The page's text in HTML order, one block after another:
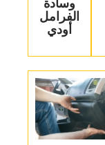
وسادة
الفرامل
أودي‏